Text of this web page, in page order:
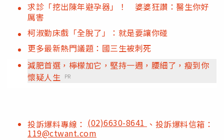
求診「挖出陳年避孕器」！ 婆婆狂讚：醫生你好
厲害
柯淑勤床戲「全脫了」：就是要讓你碰
更多最新熱門議題：國三生被刺死
減肥首選，檸檬加它，堅持一週，腰細了，瘦到你
懷疑人生 PR
投訴爆料專線： (02)6630-8641 、投訴爆料信箱：
119@ctwant.com